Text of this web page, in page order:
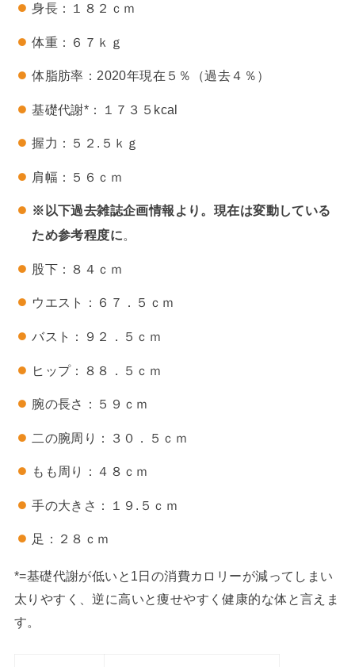
身長：１８２ｃｍ
体重：６７ｋｇ
体脂肪率：2020年現在５％（過去４％）
基礎代謝*：１７３５kcal
握力：５２.５ｋｇ
肩幅：５６ｃｍ
※以下過去雑誌企画情報より。現在は変動している
ため参考程度に。
股下：８４ｃｍ
ウエスト：６７．５ｃｍ
バスト：９２．５ｃｍ
ヒップ：８８．５ｃｍ
腕の長さ：５９ｃｍ
二の腕周り：３０．５ｃｍ
もも周り：４８ｃｍ
手の大きさ：１９.５ｃｍ
足：２８ｃｍ
*=基礎代謝が低いと1日の消費カロリーが減ってしまい
太りやすく、逆に高いと痩せやすく健康的な体と言えま
す。